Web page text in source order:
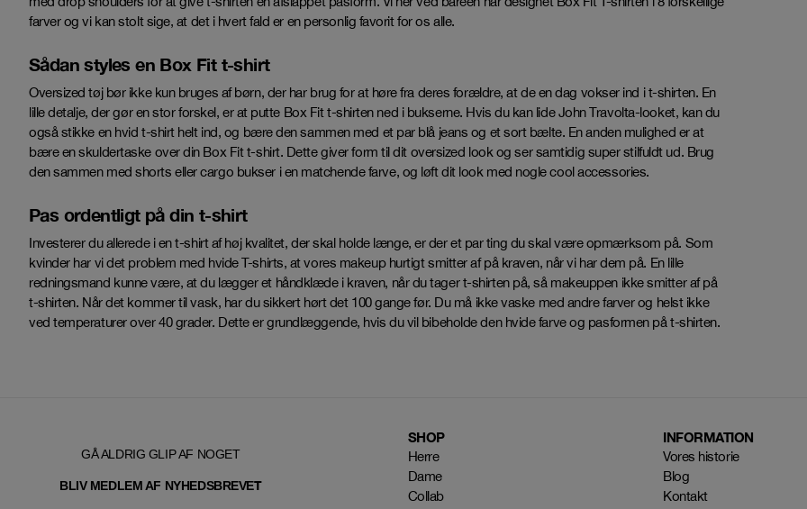
farver og vi kan stolt sige, at det i hvert fald er en personlig favorit for os alle.
Sådan styles en Box Fit t-shirt
Oversized tøj bør ikke kun bruges af børn, der har brug for at høre fra deres forældre, at de en dag vokser ind i t-shirten. En
lille detalje, der gør en stor forskel, er at putte Box Fit t-shirten ned i bukserne. Hvis du kan lide John Travolta-looket, kan du
også stikke en hvid t-shirt helt ind, og bære den sammen med et par blå jeans og et sort bælte. En anden mulighed er at
bære en skuldertaske over din Box Fit t-shirt. Dette giver form til dit oversized look og ser samtidig super stilfuldt ud. Brug
den sammen med shorts eller cargo bukser i en matchende farve, og løft dit look med nogle cool accessories.
Pas ordentligt på din t-shirt
Investerer du allerede i en t-shirt af høj kvalitet, der skal holde længe, ​​er der et par ting du skal være opmærksom på. Som
kvinder har vi det problem med hvide T-shirts, at vores makeup hurtigt smitter af på kraven, når vi har dem på. En lille
redningsmand kunne være, at du lægger et håndklæde i kraven, når du tager t-shirten på, så makeuppen ikke smitter af på
t-shirten. Når det kommer til vask, har du sikkert hørt det 100 gange før. Du må ikke vaske med andre farver og helst ikke
ved temperaturer over 40 grader. Dette er grundlæggende, hvis du vil bibeholde den hvide farve og pasformen på t-shirten.
GÅ ALDRIG GLIP AF NOGET
BLIV MEDLEM AF NYHEDSBREVET
SHOP
Herre
Dame
Collab
INFORMATION
Vores historie
Blog
Kontakt